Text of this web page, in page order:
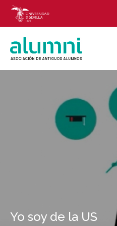
Delegación
Yo soy de la US
Salvador Morales
Juan Martínez-